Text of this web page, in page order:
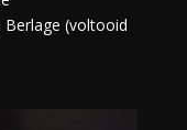
Berlage (voltooid